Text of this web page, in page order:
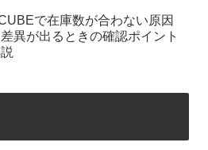
で在庫数が合わない原因
異が出るときの確認ポイント